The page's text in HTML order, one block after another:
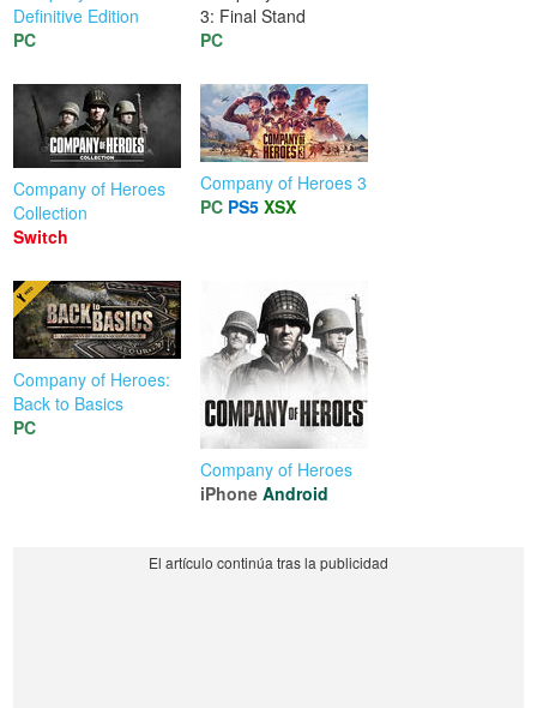
Definitive Edition
PC
3: Final Stand
PC
Company of Heroes
Collection
Switch
Company of Heroes 3
PC PS5 XSX
Company of Heroes:
Back to Basics
PC
Company of Heroes
iPhone Android